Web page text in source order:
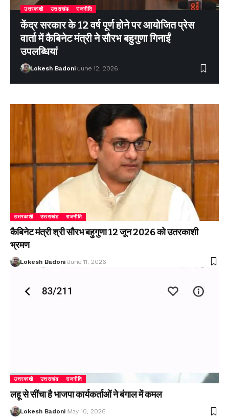
उत्तरकाशी उत्तराखंड राजनीति
केंद्र सरकार के 12 वर्ष पूर्ण होने पर आयोजित प्रेस
वार्ता में कैबिनेट मंत्री ने सौरभ बहुगुणा गिनाईं
उपलब्धियां
Lokesh Badoni June 12, 2026
उत्तरकाशी उत्तराखंड राजनीति
कैबिनेट मंत्री श्री सौरभ बहुगुणा 12 जून 2026 को उतरकाशी
भ्रमण
Lokesh Badoni June 11, 2026
उत्तरकाशी उत्तराखंड राजनीति
लहू से सींचा है भाजपा कार्यकर्ताओं ने बंगाल में कमल
Lokesh Badoni May 10, 2026